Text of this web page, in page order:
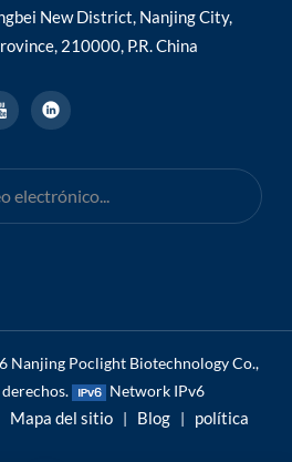
New District, Nanjing City,
210000, P.R. China
Nanjing Poclight Biotechnology Co.,
Network IPv6
Mapa del sitio | Blog |
política